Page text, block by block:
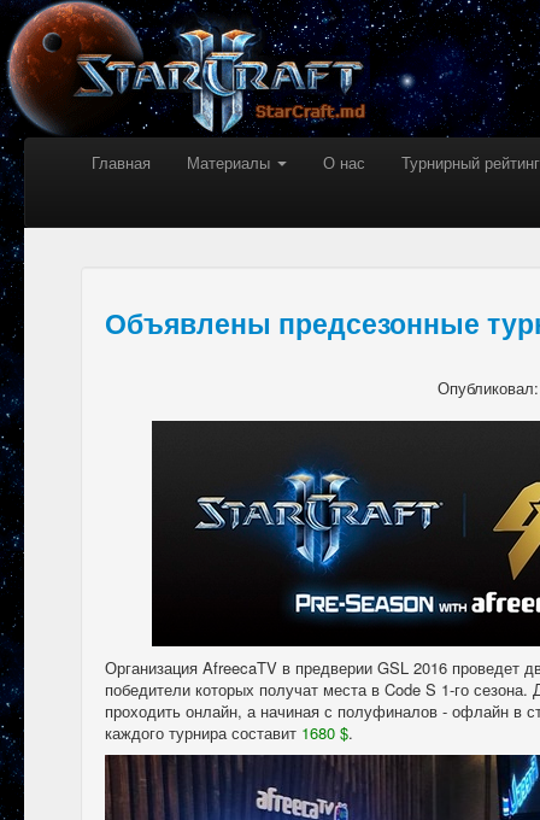
Главная Материалы О нас Турнирный рейтинг
Объявлены предсезонные
Организация AfreecaTV в предверии GSL 2016 проведет
победители которых получат места в Code S 1-го
проходить онлайн, а начиная с полуфиналов - офлайн в
каждого турнира составит 1680 $.